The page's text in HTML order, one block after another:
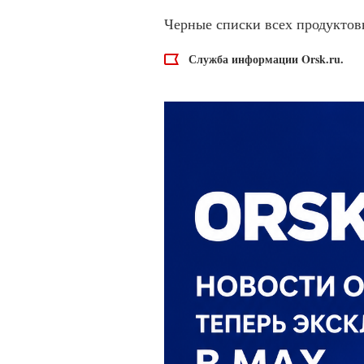
Черные списки всех
Служба информации Orsk.ru.